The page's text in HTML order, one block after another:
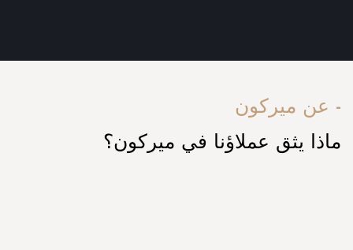
عن ميركون -
ماذا يثق عملاؤنا في ميركون؟